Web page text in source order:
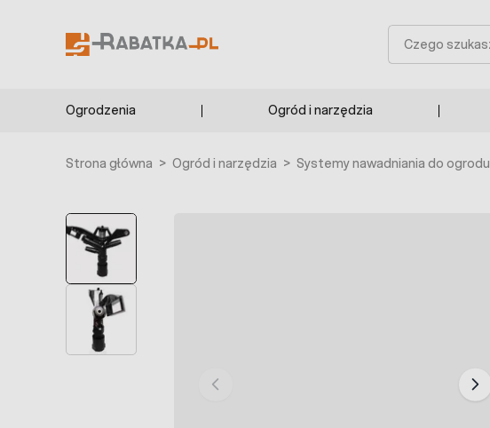
Szukaj
Ogrodzenia Ogród i narzędzia
Strona główna > Ogród i narzędzia > Systemy nawadniania do ogrodu